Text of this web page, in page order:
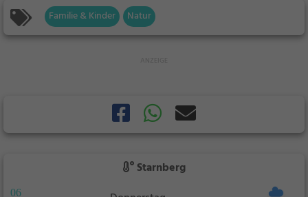
Familie & Kinder Natur
Starnberg
06